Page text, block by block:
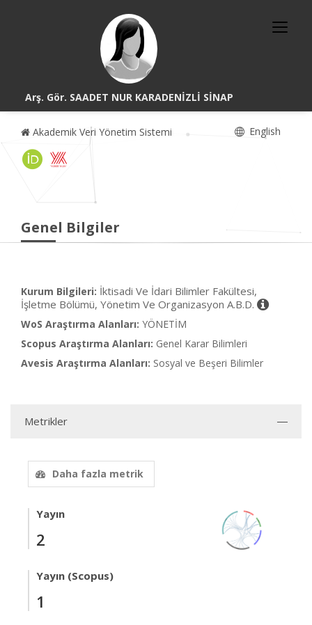
Arş. Gör. SAADET NUR KARADENİZLİ SİNAP
Akademik Veri Yönetim Sistemi English
Genel Bilgiler
Kurum Bilgileri: İktisadi Ve İdari Bilimler Fakültesi,
İşletme Bölümü, Yönetim Ve Organizasyon A.B.D.
WoS Araştırma Alanları: YÖNETİM
Scopus Araştırma Alanları: Genel Karar Bilimleri
Avesis Araştırma Alanları: Sosyal ve Beşeri Bilimler
Metrikler
Daha fazla metrik
Yayın
2
Yayın (Scopus)
1